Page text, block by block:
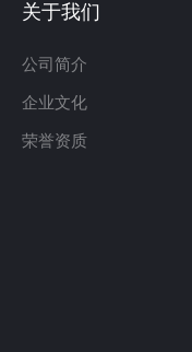
关于我们
公司简介
企业文化
荣誉资质